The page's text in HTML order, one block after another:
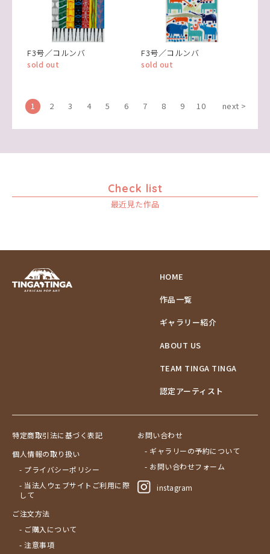
F3号／コルンバ
sold out
F3号／コルンバ
sold out
1 2 3 4 5 6 7 8 9 10 next >
Check list
最近見た作品
HOME
作品一覧
ギャラリー紹介
ABOUT US
TEAM TINGA TINGA
認定アーティスト
特定商取引法に基づく表記
個人情報の取り扱い
- プライバシーポリシー
- 当法人ウェブサイトご利用に際
して
ご注文方法
- ご購入について
- 注意事項
お問い合わせ
- ギャラリーの予約について
- お問い合わせフォーム
instagram